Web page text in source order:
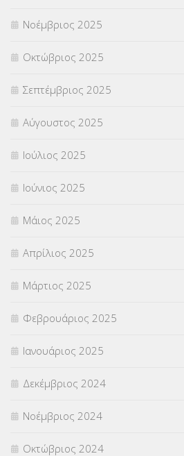
Νοέμβριος 2025
Οκτώβριος 2025
Σεπτέμβριος 2025
Αύγουστος 2025
Ιούλιος 2025
Ιούνιος 2025
Μάιος 2025
Απρίλιος 2025
Μάρτιος 2025
Φεβρουάριος 2025
Ιανουάριος 2025
Δεκέμβριος 2024
Νοέμβριος 2024
Οκτώβριος 2024